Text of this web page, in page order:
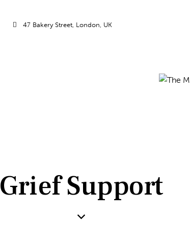
47 Bakery Street, London, UK
Grief Support